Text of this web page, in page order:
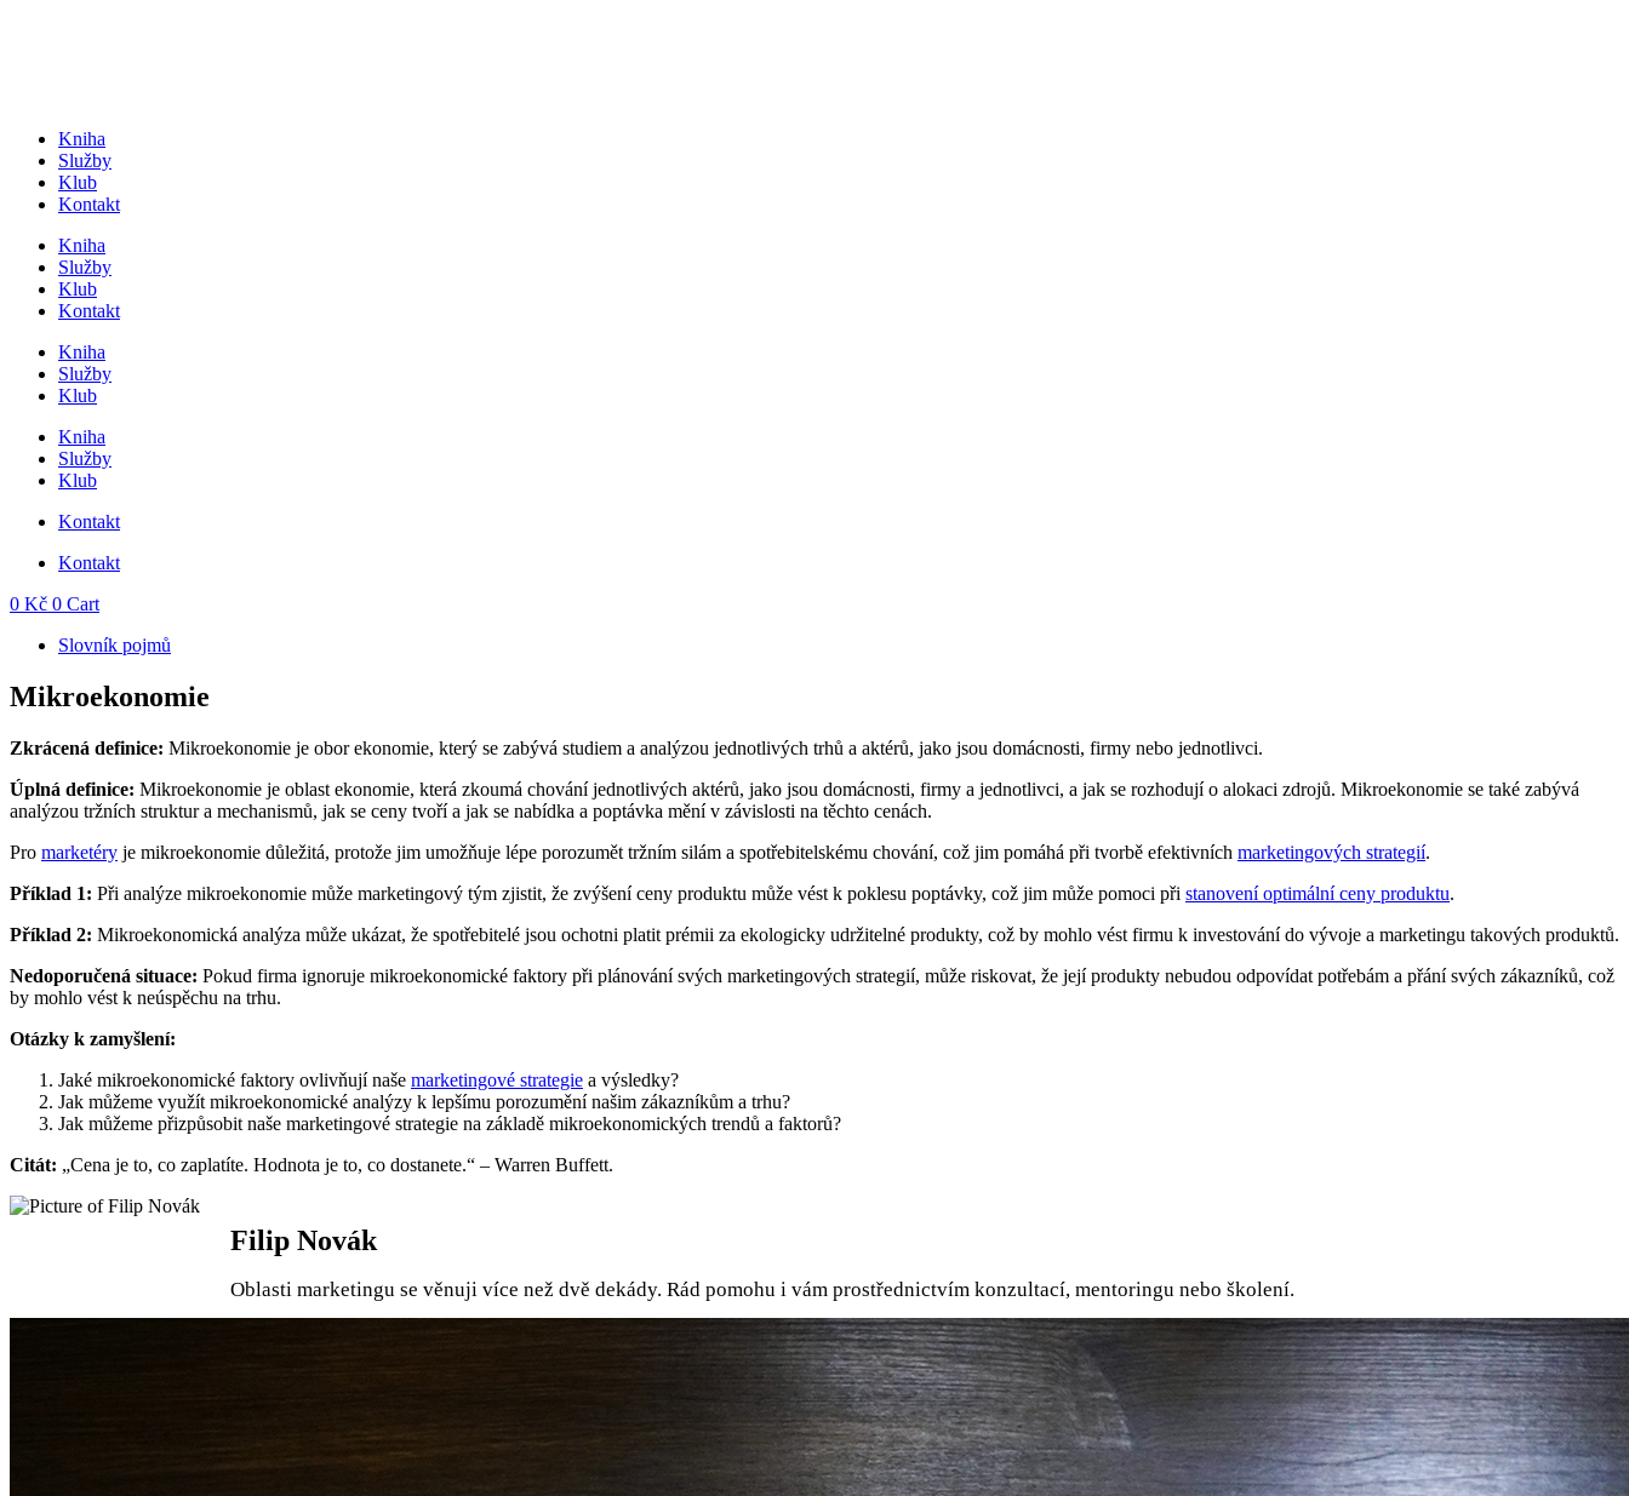
Kniha
Služby
Klub
Kontakt
Kniha
Služby
Klub
Kontakt
Kniha
Služby
Klub
Kniha
Služby
Klub
Kontakt
Kontakt
0 Kč 0 Cart
Slovník pojmů
Mikroekonomie
Zkrácená definice: Mikroekonomie je obor ekonomie, který se zabývá studiem a analýzou jednotlivých trhů a aktérů, jako jsou domácnosti, firmy nebo jednotlivci.
Úplná definice: Mikroekonomie je oblast ekonomie, která zkoumá chování jednotlivých aktérů, jako jsou domácnosti, firmy a jednotlivci, a jak se rozhodují o alokaci zdrojů. Mikroekonomie se také zabývá
analýzou tržních struktur a mechanismů, jak se ceny tvoří a jak se nabídka a poptávka mění v závislosti na těchto cenách.
Pro marketéry je mikroekonomie důležitá, protože jim umožňuje lépe porozumět tržním silám a spotřebitelskému chování, což jim pomáhá při tvorbě efektivních marketingových strategií.
Příklad 1: Při analýze mikroekonomie může marketingový tým zjistit, že zvýšení ceny produktu může vést k poklesu poptávky, což jim může pomoci při stanovení optimální ceny produktu.
Příklad 2: Mikroekonomická analýza může ukázat, že spotřebitelé jsou ochotni platit prémii za ekologicky udržitelné produkty, což by mohlo vést firmu k investování do vývoje a marketingu takových produktů.
Nedoporučená situace: Pokud firma ignoruje mikroekonomické faktory při plánování svých marketingových strategií, může riskovat, že její produkty nebudou odpovídat potřebám a přání svých zákazníků, což
by mohlo vést k neúspěchu na trhu.
Otázky k zamyšlení:
Jaké mikroekonomické faktory ovlivňují naše marketingové strategie a výsledky?
Jak můžeme využít mikroekonomické analýzy k lepšímu porozumění našim zákazníkům a trhu?
Jak můžeme přizpůsobit naše marketingové strategie na základě mikroekonomických trendů a faktorů?
Citát: „Cena je to, co zaplatíte. Hodnota je to, co dostanete.“ – Warren Buffett.
Filip Novák
Oblasti marketingu se věnuji více než dvě dekády. Rád pomohu i vám prostřednictvím konzultací, mentoringu nebo školení.